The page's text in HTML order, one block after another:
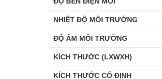
NHIỆT ĐỘ MÔI TRƯỜNG
ĐỘ ẨM MÔI TRƯỜNG
KÍCH THƯỚC (LXWXH)
KÍCH THƯỚC CỐ ĐỊNH